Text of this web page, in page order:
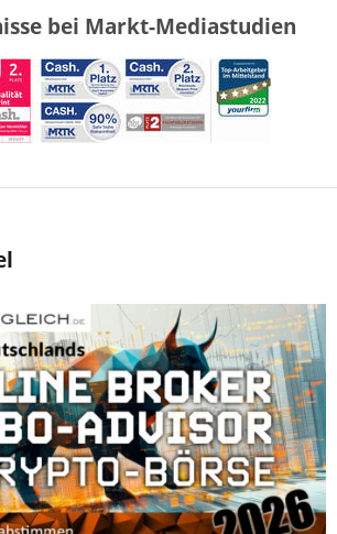
bei Markt-Mediastudien